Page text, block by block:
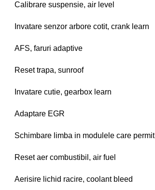
Calibrare suspensie, air level
Invatare senzor arbore cotit, crank learn
AFS, faruri adaptive
Reset trapa, sunroof
Invatare cutie, gearbox learn
Adaptare EGR
Schimbare limba in modulele care permit
Reset aer combustibil, air fuel
Aerisire lichid racire, coolant bleed